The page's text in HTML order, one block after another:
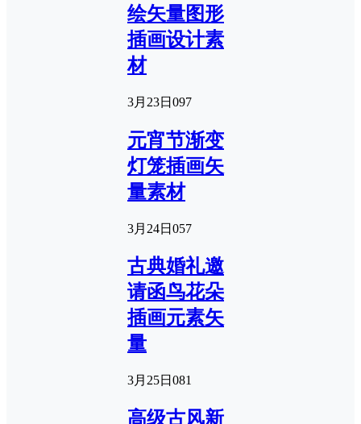
绘矢量图形
插画设计素
材
3月23日 097
元宵节渐变
灯笼插画矢
量素材
3月24日 057
古典婚礼邀
请函鸟花朵
插画元素矢
量
3月25日 081
高级古风新